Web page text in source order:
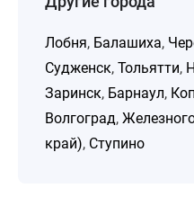
Лобня, Балашиха,
Судженск, Тольятти,
Заринск, Барнаул,
Волгоград,
край), Ступино